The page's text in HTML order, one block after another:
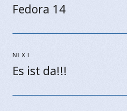
Previous
Fedora 14
NEXT
Next
Es ist da!!!